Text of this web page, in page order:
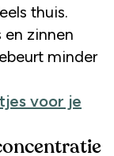
thuis.
en zinnen
minder
voor je